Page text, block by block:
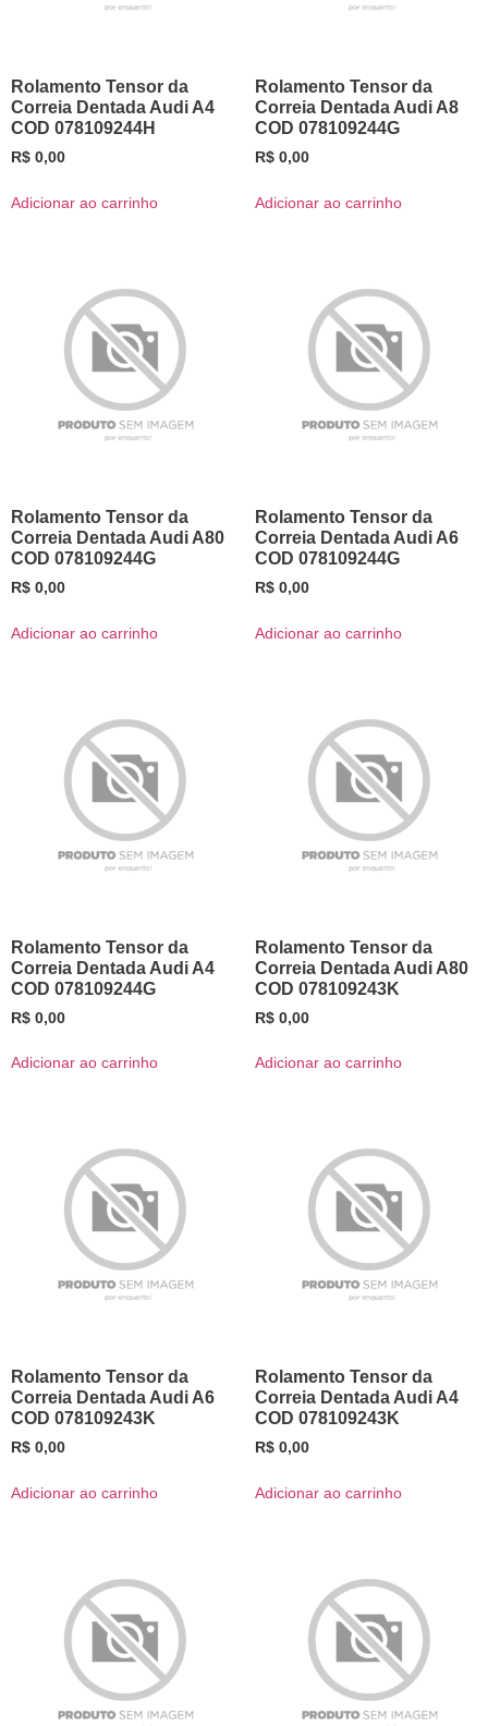
Rolamento Tensor da
Correia Dentada Audi A4
COD 078109244H
R$ 0,00
Adicionar ao carrinho
Rolamento Tensor da
Correia Dentada Audi A8
COD 078109244G
R$ 0,00
Adicionar ao carrinho
Rolamento Tensor da
Correia Dentada Audi A80
COD 078109244G
R$ 0,00
Adicionar ao carrinho
Rolamento Tensor da
Correia Dentada Audi A6
COD 078109244G
R$ 0,00
Adicionar ao carrinho
Rolamento Tensor da
Correia Dentada Audi A4
COD 078109244G
R$ 0,00
Adicionar ao carrinho
Rolamento Tensor da
Correia Dentada Audi A80
COD 078109243K
R$ 0,00
Adicionar ao carrinho
Rolamento Tensor da
Correia Dentada Audi A6
COD 078109243K
R$ 0,00
Adicionar ao carrinho
Rolamento Tensor da
Correia Dentada Audi A4
COD 078109243K
R$ 0,00
Adicionar ao carrinho